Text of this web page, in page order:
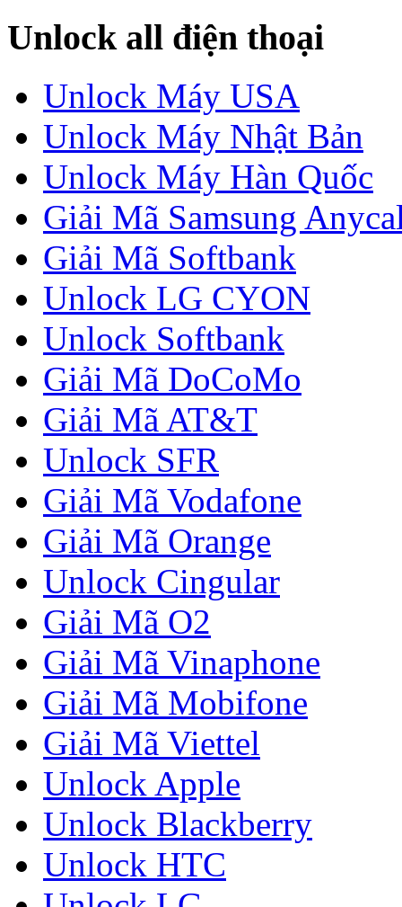
Unlock all điện thoại
Unlock Máy USA
Unlock Máy Nhật Bản
Unlock Máy Hàn Quốc
Giải Mã Samsung
Giải Mã Softbank
Unlock LG CYON
Unlock Softbank
Giải Mã DoCoMo
Giải Mã AT&T
Unlock SFR
Giải Mã Vodafone
Giải Mã Orange
Unlock Cingular
Giải Mã O2
Giải Mã Vinaphone
Giải Mã Mobifone
Giải Mã Viettel
Unlock Apple
Unlock Blackberry
Unlock HTC